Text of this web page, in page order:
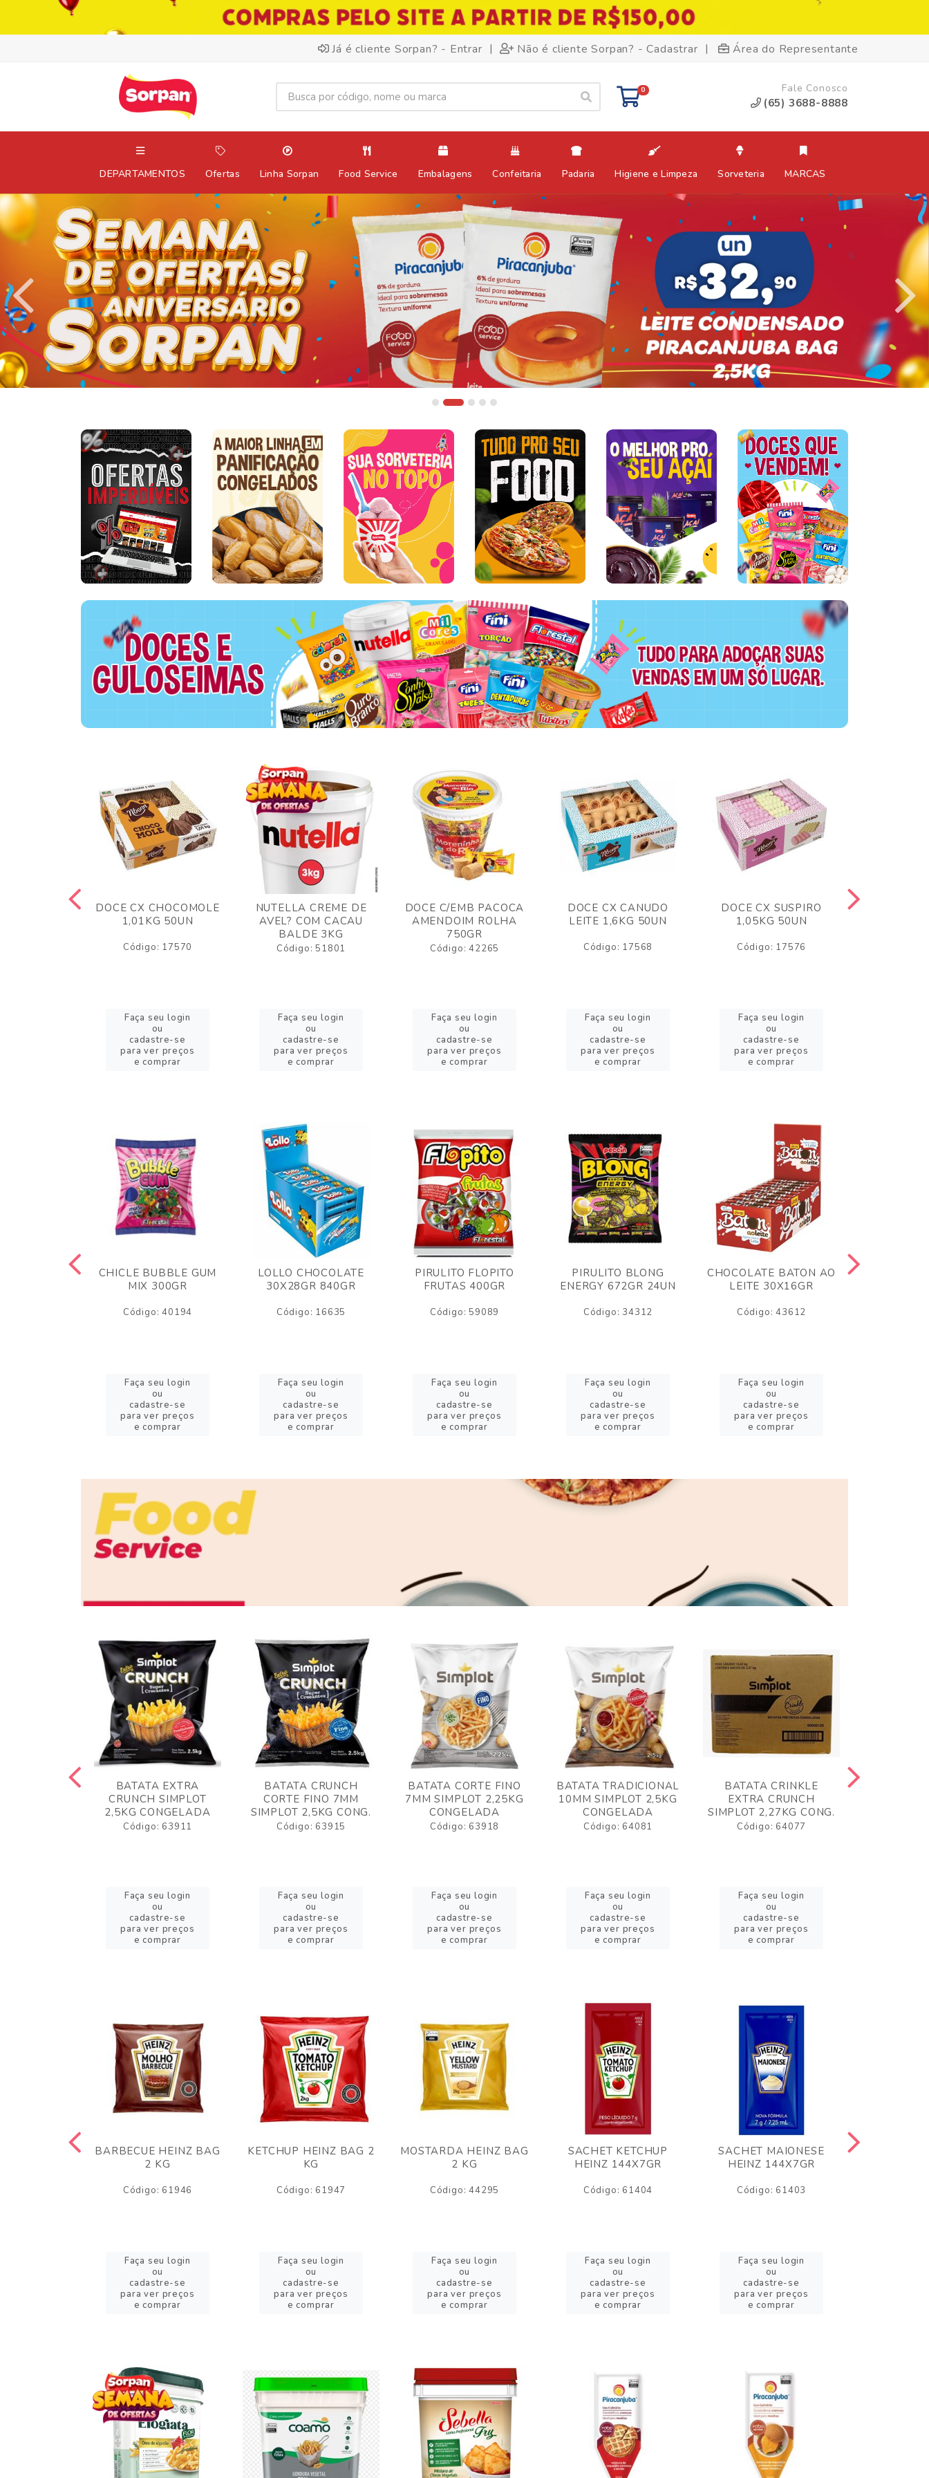
Já é cliente Sorpan? - Entrar | Não é cliente Sorpan? - Cadastrar | Área do Representante
0 Fale Conosco
(65) 3688-8888
DEPARTAMENTOS Ofertas Linha Sorpan Food Service Embalagens Confeitaria Padaria Higiene e Limpeza Sorveteria MARCAS
DOCE CX CHOCOMOLE
1,01KG 50UN
Código: 17570
Faça seu login
ou
cadastre-se
para ver preços
e comprar
NUTELLA CREME DE
AVEL? COM CACAU
BALDE 3KG
Código: 51801
Faça seu login
ou
cadastre-se
para ver preços
e comprar
DOCE C/EMB PACOCA
AMENDOIM ROLHA
750GR
Código: 42265
Faça seu login
ou
cadastre-se
para ver preços
e comprar
DOCE CX CANUDO
LEITE 1,6KG 50UN
Código: 17568
Faça seu login
ou
cadastre-se
para ver preços
e comprar
DOCE CX SUSPIRO
1,05KG 50UN
Código: 17576
Faça seu login
ou
cadastre-se
para ver preços
e comprar
CHICLE BUBBLE GUM
MIX 300GR
Código: 40194
Faça seu login
ou
cadastre-se
para ver preços
e comprar
LOLLO CHOCOLATE
30X28GR 840GR
Código: 16635
Faça seu login
ou
cadastre-se
para ver preços
e comprar
PIRULITO FLOPITO
FRUTAS 400GR
Código: 59089
Faça seu login
ou
cadastre-se
para ver preços
e comprar
PIRULITO BLONG
ENERGY 672GR 24UN
Código: 34312
Faça seu login
ou
cadastre-se
para ver preços
e comprar
CHOCOLATE BATON AO
LEITE 30X16GR
Código: 43612
Faça seu login
ou
cadastre-se
para ver preços
e comprar
BATATA EXTRA
CRUNCH SIMPLOT
2,5KG CONGELADA
Código: 63911
Faça seu login
ou
cadastre-se
para ver preços
e comprar
BATATA CRUNCH
CORTE FINO 7MM
SIMPLOT 2,5KG CONG.
Código: 63915
Faça seu login
ou
cadastre-se
para ver preços
e comprar
BATATA CORTE FINO
7MM SIMPLOT 2,25KG
CONGELADA
Código: 63918
Faça seu login
ou
cadastre-se
para ver preços
e comprar
BATATA TRADICIONAL
10MM SIMPLOT 2,5KG
CONGELADA
Código: 64081
Faça seu login
ou
cadastre-se
para ver preços
e comprar
BATATA CRINKLE
EXTRA CRUNCH
SIMPLOT 2,27KG CONG.
Código: 64077
Faça seu login
ou
cadastre-se
para ver preços
e comprar
BARBECUE HEINZ BAG
2 KG
Código: 61946
Faça seu login
ou
cadastre-se
para ver preços
e comprar
KETCHUP HEINZ BAG 2
KG
Código: 61947
Faça seu login
ou
cadastre-se
para ver preços
e comprar
MOSTARDA HEINZ BAG
2 KG
Código: 44295
Faça seu login
ou
cadastre-se
para ver preços
e comprar
SACHET KETCHUP
HEINZ 144X7GR
Código: 61404
Faça seu login
ou
cadastre-se
para ver preços
e comprar
SACHET MAIONESE
HEINZ 144X7GR
Código: 61403
Faça seu login
ou
cadastre-se
para ver preços
e comprar